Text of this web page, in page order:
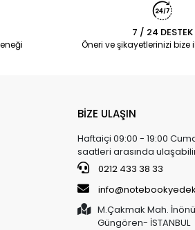
7 / 24 DESTEK
Öneri ve şikayetlerinizi bize
BİZE ULAŞIN
Haftaiçi 09:00 - 19:00
saatleri arasında
0212 433 38 33
M.Çakmak Mah.
Güngören- İSTANBUL